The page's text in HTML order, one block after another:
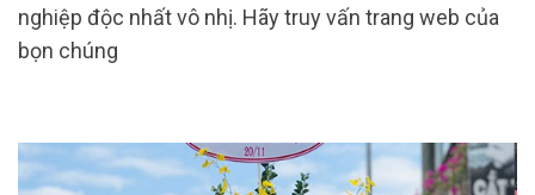
nghiệp độc nhất vô nhị. Hãy truy vấn trang web của
bọn chúng